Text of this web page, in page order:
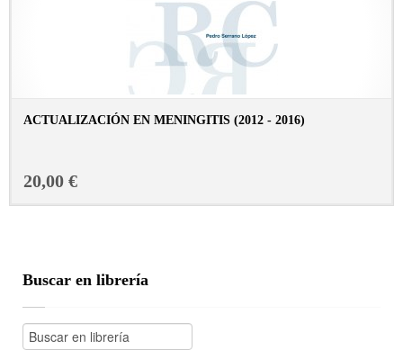
ACTUALIZACIÓN EN MENINGITIS (2012 - 2016)
20,00 €
Buscar en librería